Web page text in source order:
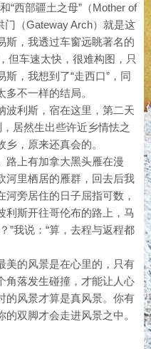
“西部疆土之母”（Mother of
（Gateway Arch）就是这
斯，我透过车窗远眺著名的
但车速太快，很难构图，只
，我想到了“走西口”，同
不一样的结局。
波利斯，宿在这里，第二天
居然生出些许近乡情怯之
，原来还真会的。
路上有加拿大黑头雁在漫
河里栖居的雁群，回去后我
旁居住的日子屈指可数，
利斯开往哥伦布的路上，马
”我说：“算，去程与返程都
美的风景是在心里的，只有
角落发生碰撞，才能让人心
的风景才算是真风景。你有
双脚才会走进风景之中。